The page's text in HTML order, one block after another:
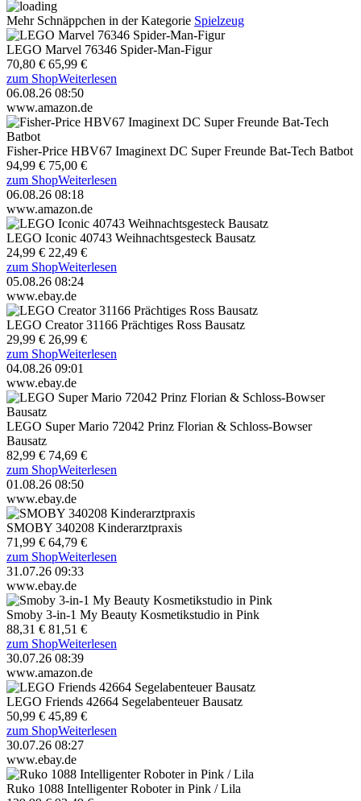
Mehr Schnäppchen in der Kategorie Spielzeug
LEGO Marvel 76346 Spider-Man-Figur
70,80 € 65,99 €
zum ShopWeiterlesen
06.08.26 08:50
www.amazon.de
Fisher-Price HBV67 Imaginext DC Super Freunde Bat-Tech Batbot
94,99 € 75,00 €
zum ShopWeiterlesen
06.08.26 08:18
www.amazon.de
LEGO Iconic 40743 Weihnachtsgesteck Bausatz
24,99 € 22,49 €
zum ShopWeiterlesen
05.08.26 08:24
www.ebay.de
LEGO Creator 31166 Prächtiges Ross Bausatz
29,99 € 26,99 €
zum ShopWeiterlesen
04.08.26 09:01
www.ebay.de
LEGO Super Mario 72042 Prinz Florian & Schloss-Bowser
Bausatz
82,99 € 74,69 €
zum ShopWeiterlesen
01.08.26 08:50
www.ebay.de
SMOBY 340208 Kinderarztpraxis
71,99 € 64,79 €
zum ShopWeiterlesen
31.07.26 09:33
www.ebay.de
Smoby 3-in-1 My Beauty Kosmetikstudio in Pink
88,31 € 81,51 €
zum ShopWeiterlesen
30.07.26 08:39
www.amazon.de
LEGO Friends 42664 Segelabenteuer Bausatz
50,99 € 45,89 €
zum ShopWeiterlesen
30.07.26 08:27
www.ebay.de
Ruko 1088 Intelligenter Roboter in Pink / Lila